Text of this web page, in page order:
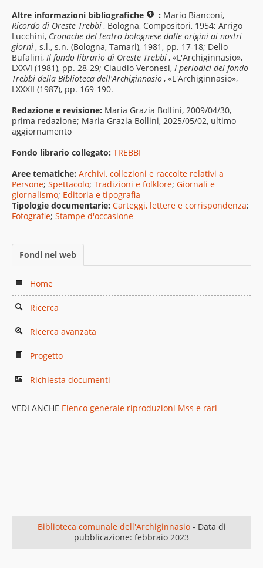
Altre informazioni bibliografiche
: Mario Bianconi,
Ricordo di Oreste Trebbi, Bologna, Compositori, 1954; Arrigo
Lucchini, Cronache del teatro bolognese dalle origini ai nostri
giorni, s.l., s.n. (Bologna, Tamari), 1981, pp. 17-18; Delio
Bufalini, Il fondo librario di Oreste Trebbi, «L'Archiginnasio»,
LXXVI (1981), pp. 28-29; Claudio Veronesi, I periodici del fondo
Trebbi della Biblioteca dell'Archiginnasio, «L'Archiginnasio»,
LXXXII (1987), pp. 169-190.
Redazione e revisione: Maria Grazia Bollini, 2009/04/30,
prima redazione; Maria Grazia Bollini, 2025/05/02, ultimo
aggiornamento
Fondo librario collegato: TREBBI
Aree tematiche: Archivi, collezioni e raccolte relativi a
Persone; Spettacolo; Tradizioni e folklore; Giornali e
giornalismo; Editoria e tipografia
Tipologie documentarie: Carteggi, lettere e corrispondenza;
Fotografie; Stampe d'occasione
Fondi nel web
Home
Ricerca
Ricerca avanzata
Progetto
Richiesta documenti
VEDI ANCHE Elenco generale riproduzioni Mss e rari
Biblioteca comunale dell'Archiginnasio- Data di
pubblicazione: febbraio 2023